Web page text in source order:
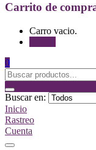
Carrito de
Carro vacio.
0
Buscar en:
Inicio
Rastreo
Cuenta